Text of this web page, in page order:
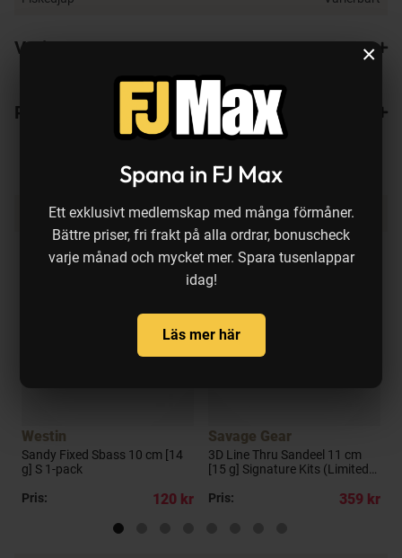
Spana in FJ Max
Ett exklusivt medlemskap med många förmåner.
Bättre priser, fri frakt på alla ordrar, bonuscheck
varje månad och mycket mer. Spara tusenlappar
idag!
Läs mer här
×
Varianter
Recensioner
Produkten köps ofta ihop med:
Westin
Sandy Fixed Sbass 10 cm [14
g] S 1-pack
Pris:
120 kr
Savage Gear
3D Line Thru Sandeel 11 cm
[15 g] Signature Kits (Limited
Pris:
359 kr